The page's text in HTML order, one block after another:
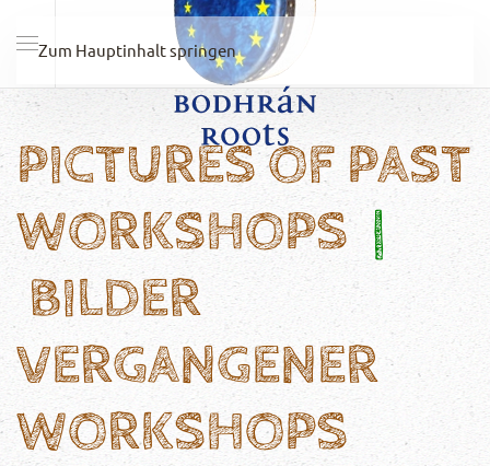
Zum Hauptinhalt springen
PICTURES OF PAST
WORKSHOPS|
BILDER
VERGANGENER
WORKSHOPS